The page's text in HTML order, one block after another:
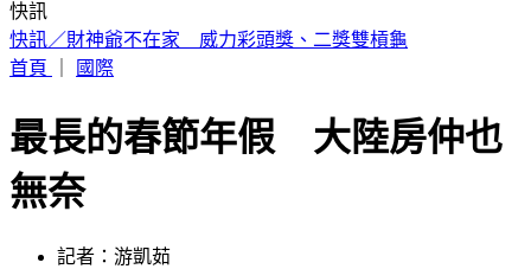
快訊
中國出入境新規將上路 陸委會曝「這類人」最危險
首頁
國際
最長的春節年假 大陸房仲也
無奈
記者：游凱茹